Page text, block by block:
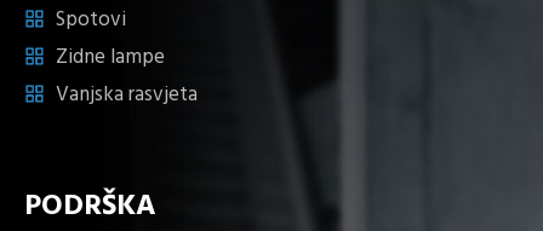
Spotovi
Zidne lampe
Vanjska rasvjeta
PODRŠKA